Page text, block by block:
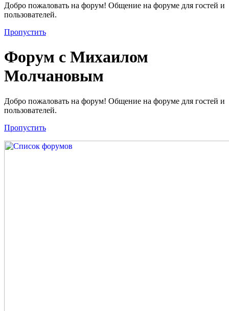
Добро пожаловать на форум! Общение на форуме для гостей и
пользователей.
Пропустить
Форум с Михаилом
Молчановым
Добро пожаловать на форум! Общение на форуме для гостей и
пользователей.
Пропустить